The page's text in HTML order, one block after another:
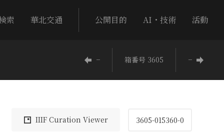
索 華北交通 公開目的 AI・技術 活動
− 箱番号 3605 −
IIIF Curation Viewer 3605-015360-0